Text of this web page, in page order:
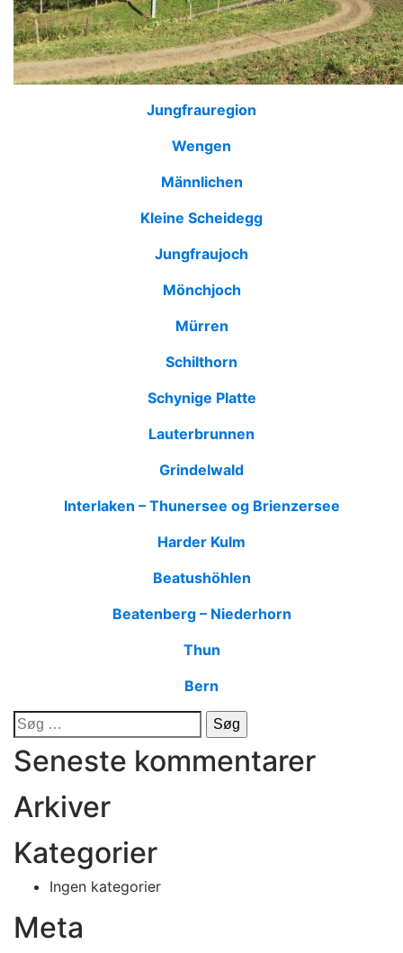
Jungfrauregion
Wengen
Männlichen
Kleine Scheidegg
Jungfraujoch
Mönchjoch
Mürren
Schilthorn
Schynige Platte
Lauterbrunnen
Grindelwald
Interlaken – Thunersee og Brienzersee
Harder Kulm
Beatushöhlen
Beatenberg – Niederhorn
Thun
Bern
Søg
efter:
Seneste kommentarer
Arkiver
Kategorier
Ingen kategorier
Meta